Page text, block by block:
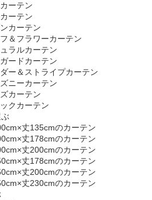
ーテン
ーテン
カーテン
＆フラワーカーテン
ラルカーテン
ードカーテン
ー＆ストライプカーテン
ニーカーテン
カーテン
クカーテン
丈135cmのカーテン
丈178cmのカーテン
丈200cmのカーテン
丈178cmのカーテン
丈200cmのカーテン
丈230cmのカーテン